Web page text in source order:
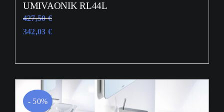
UMIVAONIK RL44L
427,50€
342,03 €
- 50%